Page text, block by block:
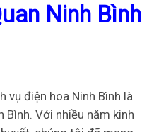
Ninh Bình
vụ điện hoa Ninh Bình là
Với nhiều năm kinh